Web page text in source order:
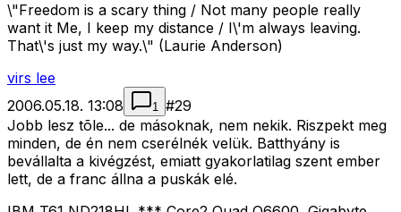
\"Freedom is a scary thing / Not many people really
want it Me, I keep my distance / I\'m always leaving.
That\'s just my way.\" (Laurie Anderson)
virs lee
2006.05.18. 13:08
1 #29
Jobb lesz tõle... de másoknak, nem nekik. Riszpekt meg
minden, de én nem cserélnék velük. Batthyány is
bevállalta a kivégzést, emiatt gyakorlatilag szent ember
lett, de a franc állna a puskák elé.